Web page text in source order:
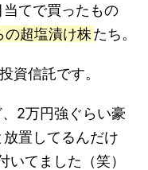
てで買ったもの
の超塩漬け株たち。
資信託です。
2万円強ぐらい豪
置してるんだけ
いてました（笑）